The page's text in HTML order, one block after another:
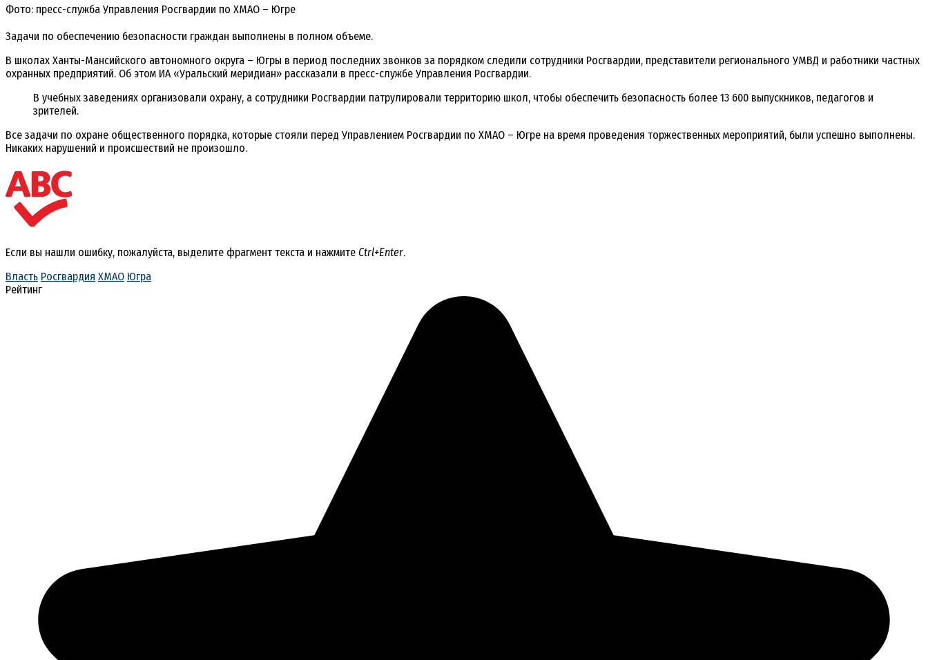
Фото: пресс-служба Управления Росгвардии по ХМАО – Югре
Задачи по обеспечению безопасности граждан выполнены в полном объеме.
В школах Ханты-Мансийского автономного округа – Югры в период последних звонков за порядком следили сотрудники Росгвардии, представители регионального УМВД и работники частных
охранных предприятий. Об этом ИА «Уральский меридиан» рассказали в пресс-службе Управления Росгвардии.
В учебных заведениях организовали охрану, а сотрудники Росгвардии патрулировали территорию школ, чтобы обеспечить безопасность более 13 600 выпускников, педагогов и
зрителей.
Все задачи по охране общественного порядка, которые стояли перед Управлением Росгвардии по ХМАО – Югре на время проведения торжественных мероприятий, были успешно выполнены.
Никаких нарушений и происшествий не произошло.
Если вы нашли ошибку, пожалуйста, выделите фрагмент текста и нажмите Ctrl+Enter.
Власть Росгвардия ХМАО Югра
Рейтинг